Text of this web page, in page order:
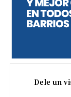
Dele un